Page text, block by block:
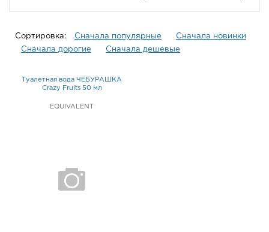
Сортировка: Сначала популярные
Сначала новинки
Сначала дорогие
Сначала дешевые
Туалетная вода ЧЕБУРАШКА
Crazy Fruits 50 мл
EQUIVALENT